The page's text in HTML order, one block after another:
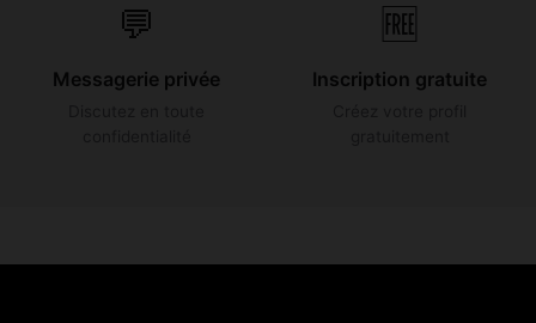
💬
Messagerie privée
🆓
Inscription gratuite